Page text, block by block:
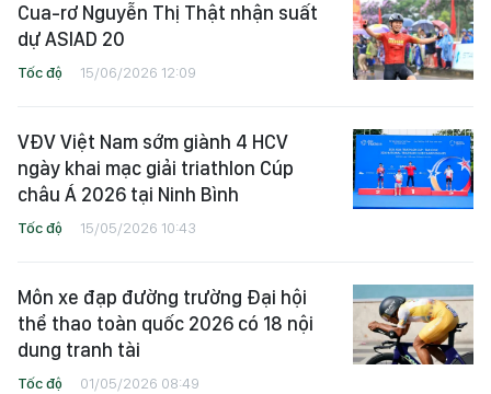
Cua-rơ Nguyễn Thị Thật nhận suất
dự ASIAD 20
Tốc độ 15/06/2026 12:09
VĐV Việt Nam sớm giành 4 HCV
ngày khai mạc giải triathlon Cúp
châu Á 2026 tại Ninh Bình
Tốc độ 15/05/2026 10:43
Môn xe đạp đường trường Đại hội
thể thao toàn quốc 2026 có 18 nội
dung tranh tài
Tốc độ 01/05/2026 08:49